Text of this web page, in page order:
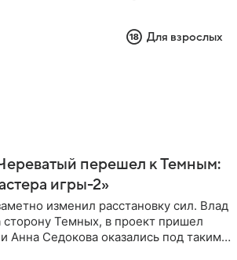
Для взрослых
перешел к Темным:
игры-2»
изменил расстановку сил. Влад
сторону Темных, в проект пришел
Анна Седокова оказались под таким